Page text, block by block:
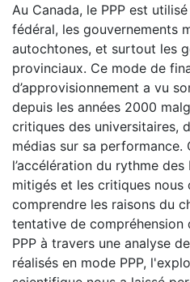
Au Canada, le PPP est
fédéral, les gouvernements
autochtones, et surtout les
provinciaux. Ce mode de
d’approvisionnement a vu
depuis les années 2000
critiques des universitaires,
médias sur sa performance.
l’accélération du rythme
mitigés et les critiques nous
comprendre les raisons du
tentative de compréhension
PPP à travers une analyse
réalisés en mode PPP,